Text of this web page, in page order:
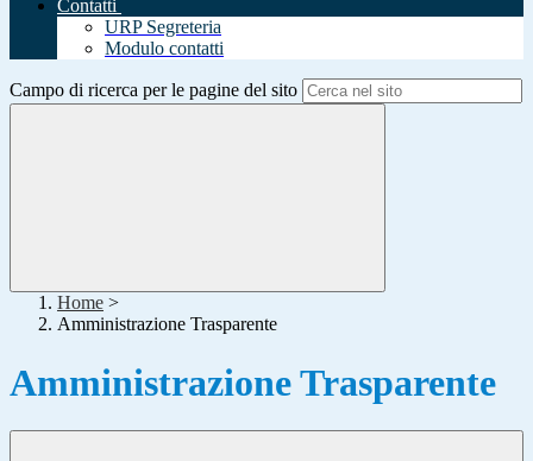
Contatti
URP Segreteria
Modulo contatti
Campo di ricerca per le pagine del sito
Home >
Amministrazione Trasparente
Amministrazione Trasparente